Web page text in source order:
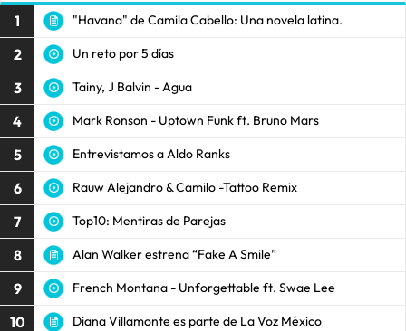
1 "Havana" de Camila Cabello: Una novela latina.
2 Un reto por 5 días
3 Tainy, J Balvin - Agua
4 Mark Ronson - Uptown Funk ft. Bruno Mars
5 Entrevistamos a Aldo Ranks
6 Rauw Alejandro & Camilo -Tattoo Remix
7 Top10: Mentiras de Parejas
8 Alan Walker estrena “Fake A Smile”
9 French Montana - Unforgettable ft. Swae Lee
10 Diana Villamonte es parte de La Voz México